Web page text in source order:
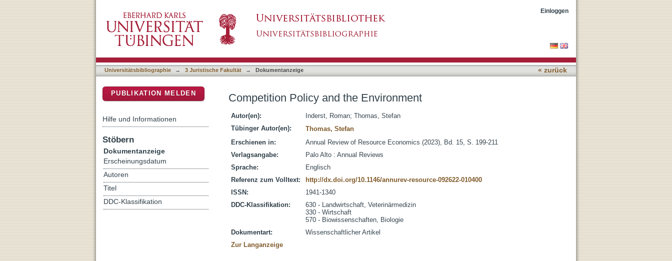
Einloggen
Universitätsbibliographie → 3 Juristische Fakultät → Dokumentanzeige « zurück
Competition Policy and the Environment
Autor(en): Inderst, Roman; Thomas, Stefan
Tübinger Autor(en):
Thomas, Stefan
Erschienen in:
Annual Review of Resource Economics (2023), Bd. 15, S. 199-211
Verlagsangabe:
Palo Alto : Annual Reviews
Sprache:
Englisch
Referenz zum Volltext:
http://dx.doi.org/10.1146/annurev-resource-092622-010400
ISSN:
1941-1340
DDC-Klassifikation:
630 - Landwirtschaft, Veterinärmedizin
330 - Wirtschaft
570 - Biowissenschaften, Biologie
Dokumentart:
Wissenschaftlicher Artikel
Zur Langanzeige
PUBLIKATION MELDEN
Hilfe und Informationen
Stöbern
Dokumentanzeige
Erscheinungsdatum
Autoren
Titel
DDC-Klassifikation